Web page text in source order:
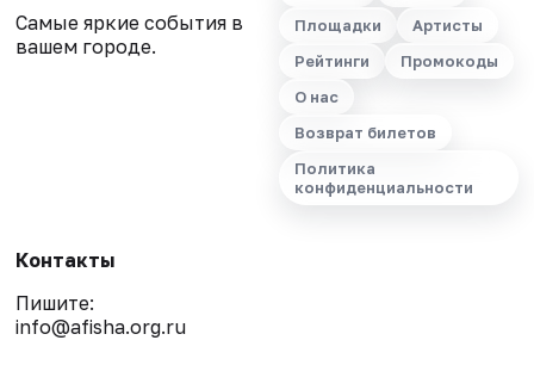
Самые яркие события в
вашем городе.
Площадки
Артисты
Рейтинги
Промокоды
О нас
Возврат билетов
Политика
конфиденциальности
Контакты
Пишите:
info@afisha.org.ru